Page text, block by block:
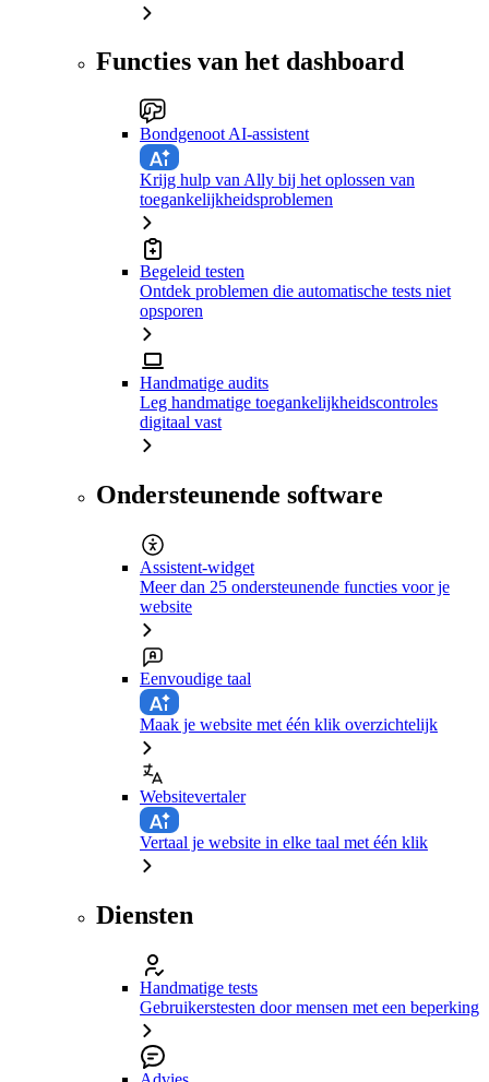
Functies van het dashboard
Bondgenoot AI-assistent
Krijg hulp van Ally bij het oplossen van
toegankelijkheidsproblemen
Begeleid testen
Ontdek problemen die automatische tests niet
opsporen
Handmatige audits
Leg handmatige toegankelijkheidscontroles
digitaal vast
Ondersteunende software
Assistent-widget
Meer dan 25 ondersteunende functies voor je
website
Eenvoudige taal
Maak je website met één klik overzichtelijk
Websitevertaler
Vertaal je website in elke taal met één klik
Diensten
Handmatige tests
Gebruikerstesten door mensen met een beperking